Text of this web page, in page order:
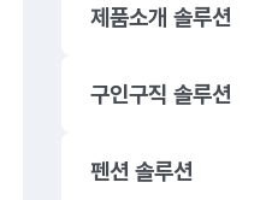
제품소개 솔루션
구인구직 솔루션
펜션 솔루션